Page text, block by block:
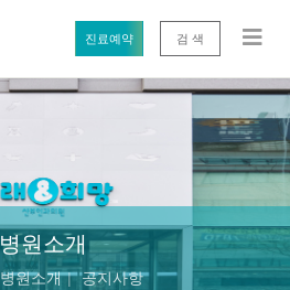
진료예약 검 색
병원소개
병원소개 공지사항